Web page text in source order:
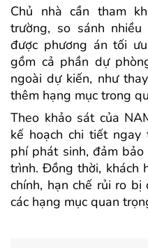
Chủ nhà cần tham
trường, so sánh
được phương án tối
gồm cả phần dự
ngoài dự kiến, như
thêm hạng mục trong
Theo khảo sát của
kế hoạch chi tiết
phí phát sinh, đảm
trình. Đồng thời, khách
chính, hạn chế rủi ro
các hạng mục quan